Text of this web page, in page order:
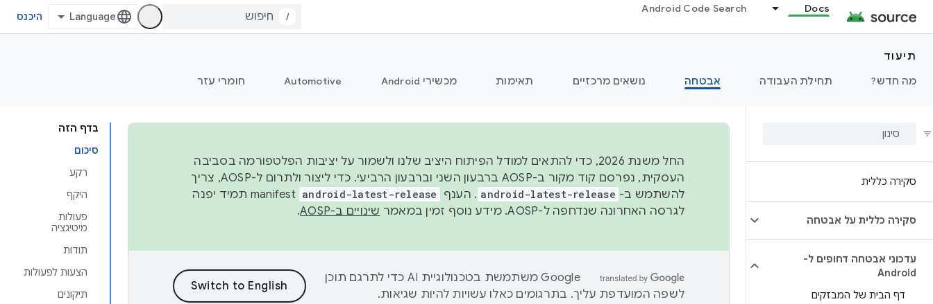
Docs
Android Code Search
/ היכנס
תיעוד
מה חדש?
תחילת העבודה אבטחה נושאים מרכזיים תאימות מכשירי Android Automotive חומרי עזר
סקירה כללית
סקירה כללית על אבטחה
עדכוני אבטחה דחופים ל-
Android
דף הבית של המבזקים
בדף הזה
סיכום
רקע
היקף
פעולות
מיטיגציה
תודות
הצעות לפעולות
תיקונים
החל משנת 2026, כדי להתאים למודל הפיתוח היציב שלנו ולשמור על יציבות הפלטפורמה בסביבה
העסקית, נפרסם קוד מקור ב-AOSP ברבעון השני וברבעון הרביעי. כדי ליצור ולתרום ל-AOSP, צריך
להשתמש ב- android-latest-release . הענף android-latest-release
manifest תמיד יפנה
לגרסה האחרונה שנדחפה ל-AOSP. מידע נוסף זמין במאמר
שינויים ב-AOSP .
‫Google משתמשת בטכנולוגיית AI כדי לתרגם תוכן
לשפה המועדפת עליך. בתרגומים כאלו עשויות להיות שגיאות.